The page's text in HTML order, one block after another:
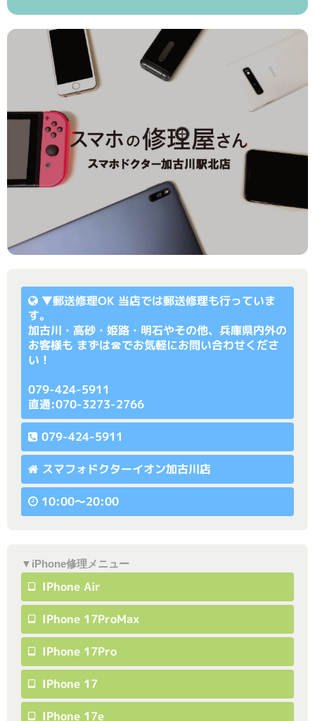
▼郵送修理OK 当店では郵送修理も行っていま
す。
加古川・高砂・姫路・明石やその他、兵庫県内外の
お客様も まずは☎でお気軽にお問い合わせくださ
い！
079-424-5911
直通:070-3273-2766
079-424-5911
スマフォドクターイオン加古川店
10:00〜20:00
▼iPhone修理メニュー
IPhone Air
IPhone 17ProMax
IPhone 17Pro
IPhone 17
IPhone 17e